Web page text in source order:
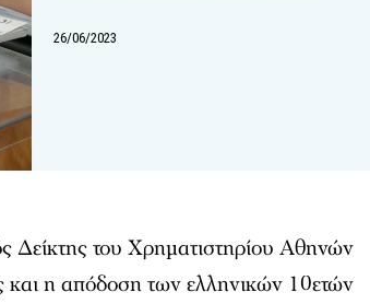
26/06/2023
Δείκτης του Χρηματιστηρίου Αθηνών
και η απόδοση των ελληνικών 10ετών